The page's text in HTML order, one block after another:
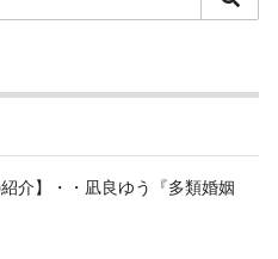
紹介】・・凪良ゆう『多類婚姻